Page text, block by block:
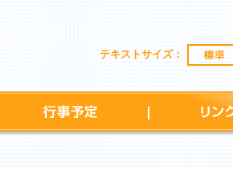
テキストサイズ：
学校だより 行事予定